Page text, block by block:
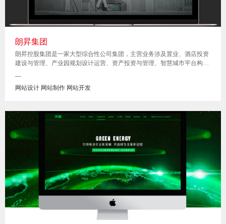
朗昇集团
朗昇控股集团是一家大型综合性公司集团，主营业务涉及置业、酒店投资
建设与管理、产业园规划设计运营、资产投资与管理、智慧城市平台构建
—
网站设计 网站制作 网站开发